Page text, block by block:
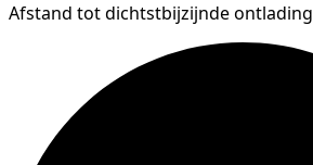
Afstand tot dichtstbijzijnde ontlading